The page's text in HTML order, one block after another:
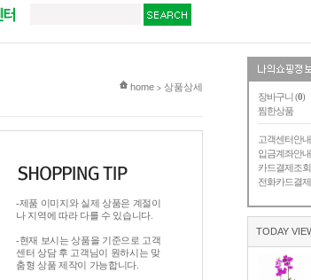
장바구니 (0)
찜한상품
고객센터안내
입금계좌안내
카드결제조회
전화카드결제
TODAY
현재 위치
home > 상품상세
-제품 이미지와 실제 상품은 계절이
나 지역에 따라 다를 수 있습니다.
-현재 보시는 상품을 기준으로 고객
센터 상담 후 고객님이 원하시는 맞
춤형 상품 제작이 가능합니다.